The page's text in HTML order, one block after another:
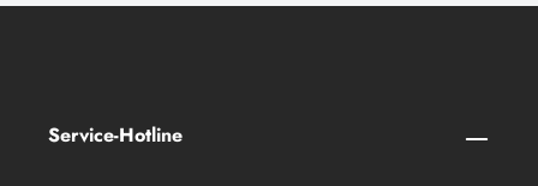
Service-Hotline